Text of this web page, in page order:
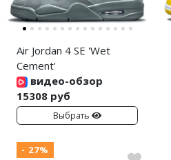
Air Jordan 4 SE 'Wet
Cement'
видео-обзор
15308 руб
Выбрать
- 27%